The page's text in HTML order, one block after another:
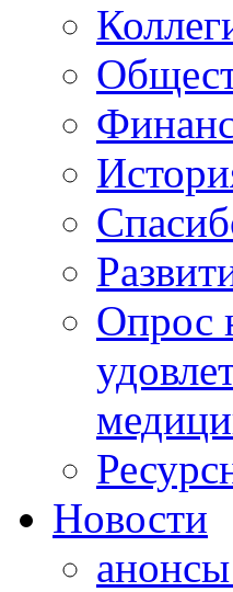
Опрос
Новости